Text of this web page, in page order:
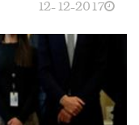
12-12-2017